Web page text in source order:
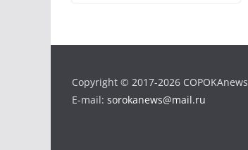
Copyright © 2017-2026 COPOKAnews
E-mail: sorokanews@mail.ru